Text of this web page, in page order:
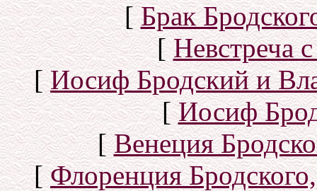
[Брак
[Невстреча
[Иосиф Бродский и
[Иосиф
[Венеция
[Флоренция